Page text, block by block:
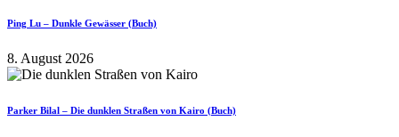
Ping Lu – Dunkle Gewässer (Buch)
8. August 2026
Parker Bilal – Die dunklen Straßen von Kairo (Buch)